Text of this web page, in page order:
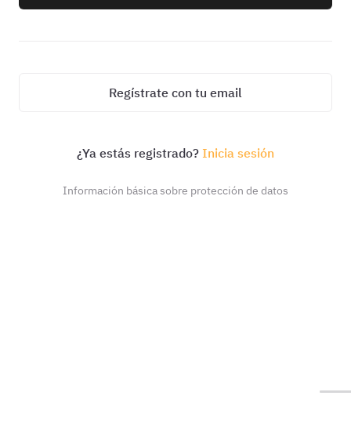
Regístrate con tu email
¿Ya estás registrado? Inicia sesión
Información básica sobre protección de datos